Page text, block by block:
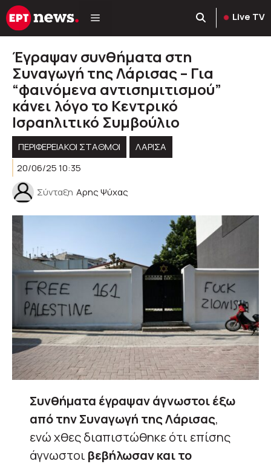
Μετάβαση
σε
Live TV
Έγραψαν συνθήματα στη
Συναγωγή της Λάρισας – Για
“φαινόμενα αντισημιτισμού”
κάνει λόγο το Κεντρικό
Ισραηλιτικό Συμβούλιο
ΠΕΡΙΦΕΡΕΙΑΚΟΊ ΣΤΑΘΜΟΊ
ΛΑΡΙΣΑ
20/06/25 10:35
Σύνταξη Αρης Ψύχας
Συνθήματα έγραψαν άγνωστοι έξω
από την Συναγωγή της Λάρισας,
ενώ χθες διαπιστώθηκε ότι επίσης
άγνωστοι βεβήλωσαν και το